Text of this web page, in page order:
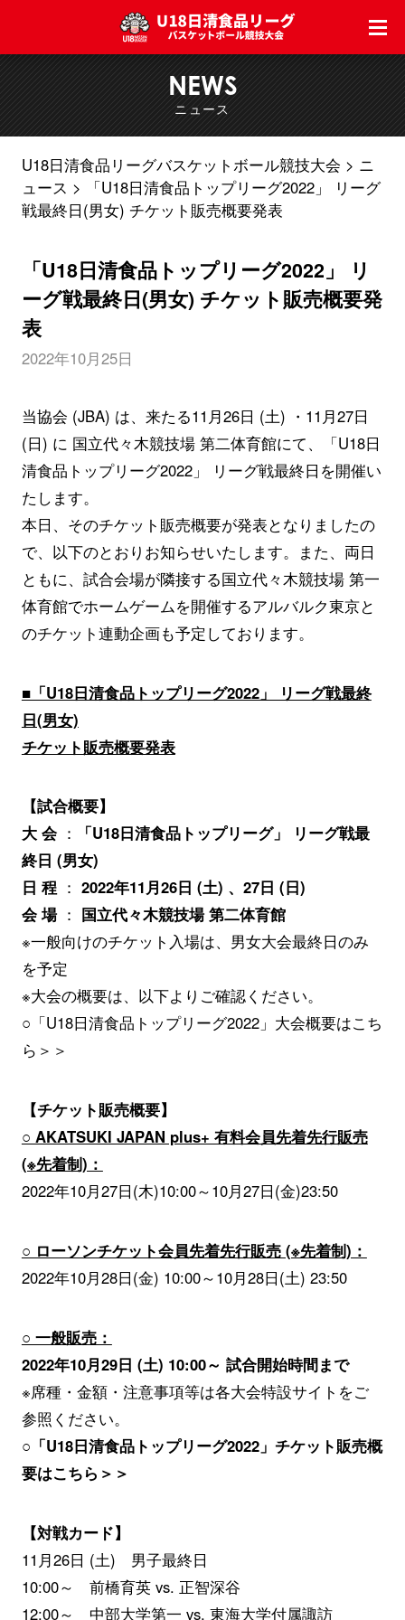
NEWS
ニュース
U18日清食品リーグバスケットボール競技大会
ニ
ュース
「U18日清食品トップリーグ2022」 リーグ
戦最終日(男女) チケット販売概要発表
「U18日清食品トップリーグ2022」 リ
ーグ戦最終日(男女) チケット販売概要発
表
2022年10月25日
当協会 (JBA) は、来たる11月26日 (土) ・11月27日
(日) に 国立代々木競技場 第二体育館にて、「U18日
清食品トップリーグ2022」 リーグ戦最終日を開催い
たします。
本日、そのチケット販売概要が発表となりましたの
で、以下のとおりお知らせいたします。また、両日
ともに、試合会場が隣接する国立代々木競技場 第一
体育館でホームゲームを開催するアルバルク東京と
のチケット連動企画も予定しております。
■「U18日清食品トップリーグ2022」 リーグ戦最終
日(男女)
チケット販売概要発表
【試合概要】
大 会：
「U18日清食品トップリーグ」 リーグ戦最
終日 (男女)
日 程： 2022年11月26日 (土) 、27日 (日)
会 場： 国立代々木競技場 第二体育館
※一般向けのチケット入場は、男女大会最終日のみ
を予定
※大会の概要は、以下よりご確認ください。
○「U18日清食品トップリーグ2022」大会概要はこち
ら＞＞
【チケット販売概要】
○ AKATSUKI JAPAN plus+ 有料会員先着先行販売
(※先着制)：
2022年10月27日(木)10:00～10月27日(金)23:50
○ ローソンチケット会員先着先行販売 (※先着制)：
2022年10月28日(金) 10:00～10月28日(土) 23:50
○ 一般販売：
2022年10月29日 (土) 10:00～ 試合開始時間まで
※席種・金額・注意事項等は各大会特設サイトをご
参照ください。
○「U18日清食品トップリーグ2022」チケット販売概
要はこちら＞＞
【対戦カード】
11月26日 (土) 男子最終日
10:00～ 前橋育英 vs. 正智深谷
12:00～ 中部大学第一 vs. 東海大学付属諏訪